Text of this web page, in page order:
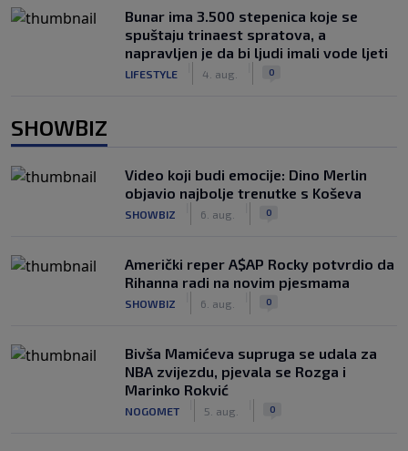
Bunar imа 3.500 stepenica koje se
spuštaju trinaest spratova, a
napravljen je da bi ljudi imali vode ljeti
LIFESTYLE 4. aug. 0
SHOWBIZ
Video koji budi emocije: Dino Merlin
objavio najbolje trenutke s Koševa
SHOWBIZ 6. aug. 0
Američki reper A$AP Rocky potvrdio da
Rihanna radi na novim pjesmama
SHOWBIZ 6. aug. 0
Bivša Mamićeva supruga se udala za
NBA zvijezdu, pjevala se Rozga i
Marinko Rokvić
NOGOMET 5. aug. 0